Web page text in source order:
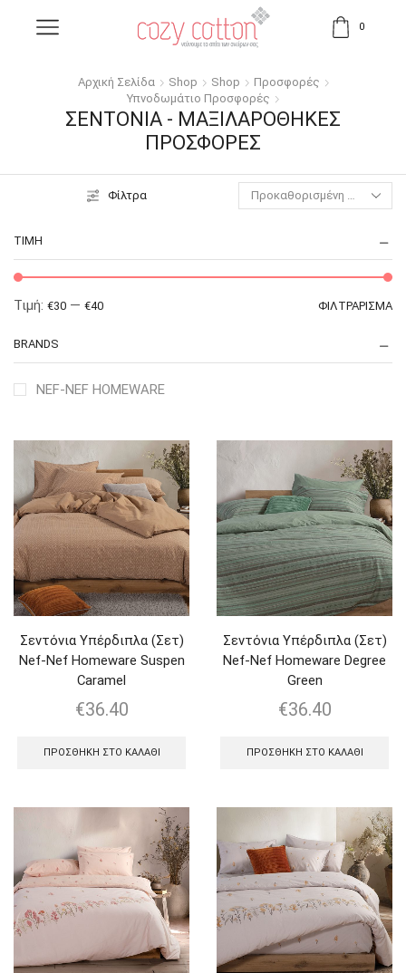
0
Αρχική Σελίδα Shop Shop
Προσφορές
Υπνοδωμάτιο Προσφορές
ΣΕΝΤΌΝΙΑ - ΜΑΞΙΛΑΡΟΘΉΚΕΣ
ΠΡΟΣΦΟΡΈΣ
Φίλτρα
ΤΙΜΉ
ΦΙΛΤΡΆΡΙΣΜΑ
Τιμή: €30 — €40
BRANDS
NEF-NEF HOMEWARE
Σεντόνια Υπέρδιπλα (Σετ)
Nef-Nef Homeware Suspen
Caramel
€36.40
ΠΡΟΣΘΉΚΗ ΣΤΟ ΚΑΛΆΘΙ
Σεντόνια Υπέρδιπλα (Σετ)
Nef-Nef Homeware Degree
Green
€36.40
ΠΡΟΣΘΉΚΗ ΣΤΟ ΚΑΛΆΘΙ